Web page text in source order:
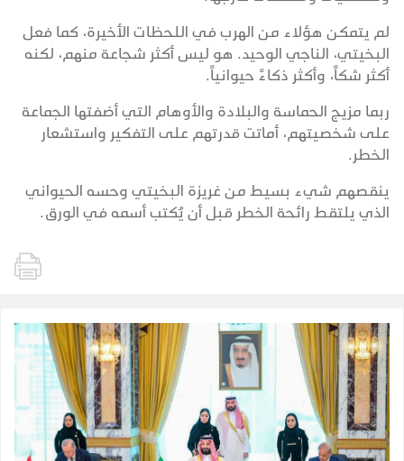
لم يتمكن هؤلاء من الهرب في اللحظات الأخيرة، كما فعل
البخيتي، الناجي الوحيد. هو ليس أكثر شجاعة منهم، لكنه
أكثر شكاً، وأكثر ذكاءً حيوانياً.
ربما مزيج الحماسة والبلادة والأوهام التي أضفتها الجماعة
على شخصيتهم، أماتت قدرتهم على التفكير واستشعار
الخطر.
ينقصهم شيء بسيط من غريزة البخيتي وحسه الحيواني
الذي يلتقط رائحة الخطر قبل أن يُكتب أسمه في الورق.